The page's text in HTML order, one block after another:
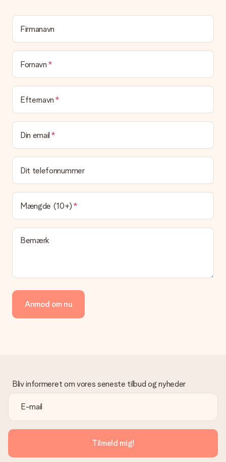
hvem du skal takke for denne dejlige overraskelse.
Er min gave indpakket?
I øjeblikket har vi (endnu) ikke en gaveindpakningstjeneste til
at pakke din gave. Vi leverer vores gaver i en festlig
emballage. Det betyder, at din gave er klar til at blive givet,
Leveringstid, leveringsmuligheder og
leveringsomkostninger
Kan jeg vælge en leveringsdato?
Det er ikke muligt at vælge en bestemt leveringsdato.
Hvad er leveringstiden, og hvornår modtager jeg min
gave?
Leveringstiden findes på gavens produktside. Du kan stole på,
at vores postfirma leverer din gave på denne dag.
Hvilke leveringsmuligheder kan jeg vælge?
I øjeblikket er det ikke (endnu) muligt at vælge en
leveringsindstilling. Den gave, du vil bestille, sendes enten som
en pakke eller som postkasse levering. Vil du gerne vide
hvilken måde din ordre sendes på? Kontakt venligst vores
Vi tilbyder følgende betalingsmetoder: Dankort, Paypal,
kreditkort, faktura via Klarna eller bankoverførsel. I tilfælde af
manuel betaling overførsel, skal du tage højde for en ekstra 3
venligst vores kundeservice, de hjælper gerne med at finde en
passende løsning.
Er fakturaen sendt sammen med ordren?
Ingen faktura sendes med din ordre. Du modtager altid
fakturaen i bekræftelsesemailen, og du kan altid finde den i din
MySurprise-konto. Det betyder at du kan få gaven leveret
direkte til modtageren, hvilket gør det til en sand
overraskelse!
Firmanavn
Fornavn
Efternavn
Din email
Dit telefonnummer
Mængde (10+)
Bemærk
Anmod om nu
Bliv informeret om vores seneste tilbud og nyheder
Tilmeld mig!